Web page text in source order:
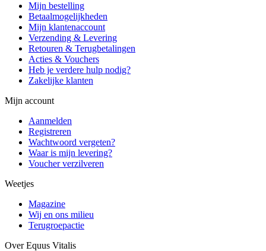
Mijn bestelling
Betaalmogelijkheden
Mijn klantenaccount
Verzending & Levering
Retouren & Terugbetalingen
Acties & Vouchers
Heb je verdere hulp nodig?
Zakelijke klanten
Mijn account
Aanmelden
Registreren
Wachtwoord vergeten?
Waar is mijn levering?
Voucher verzilveren
Weetjes
Magazine
Wij en ons milieu
Terugroepactie
Over Equus Vitalis